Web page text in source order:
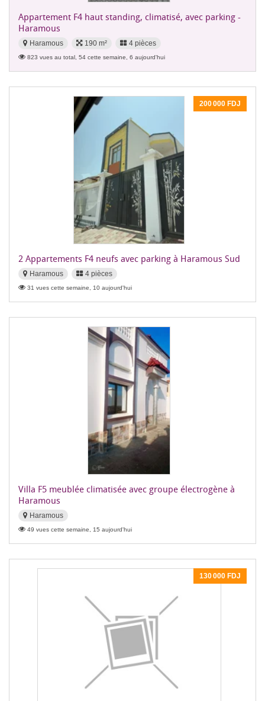
Appartement F4 haut standing, climatisé, avec parking -
Haramous
Haramous 190 m² 4 pièces
823 vues au total, 54 cette semaine, 6 aujourd'hui
200 000 FDJ
2 Appartements F4 neufs avec parking à Haramous Sud
Haramous 4 pièces
31 vues cette semaine, 10 aujourd'hui
Villa F5 meublée climatisée avec groupe électrogène à
Haramous
Haramous
49 vues cette semaine, 15 aujourd'hui
130 000 FDJ